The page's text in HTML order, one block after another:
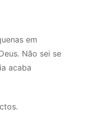
em
Não sei se
acaba